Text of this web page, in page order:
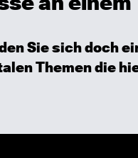
Sie sich doch
Themen die